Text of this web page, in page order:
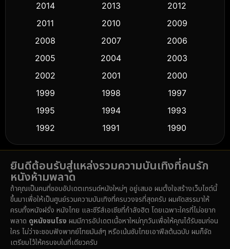
Crime อาชญากรรม (511)
Cult Film
Dance เต้น (10)
Detective สืบสวน (58)
Detective สืบสวน
Disaster
Disney+ (5)
Documentary สารคดี (91)
2014
2013
2012
2011
2010
2009
2008
2007
2006
2005
2004
2003
2002
2001
2000
1999
1998
1997
1995
1994
1993
1992
1991
1990
1989
1988
1986
1985
1983
1982
1981
1971
1962 1953
ยินดีต้อนรับสู่แหล่งรวมความบันเทิงที่คนรัก
หนังห้ามพลาด
ถ้าคุณเป็นคนที่ชอบอัปเดตเทรนด์หนังใหม่ๆ อยู่เสมอ ผมตั้งใจสร้างเว็บไซต์นี้
ขึ้นมาเพื่อให้เป็นศูนย์รวมความบันเทิงที่ครบวงจรที่สุดครับ ผมคัดสรรมาให้
ครบทั้งหนังฝรั่ง หนังไทย และซีรีส์เอเชียที่กำลังฮิต โดยเฉพาะใครที่ไม่อยาก
พลาด ดูหนังชนโรง ผมมีการอัปเดตเนื้อหาใหม่ทุกวันเพื่อให้คุณได้รับชมก่อน
ใคร ไม่ว่าจะชอบฟังพากย์ไทยมันส์ๆ หรือเน้นซับไทยเอาฟีลต้นฉบับ ผมก็จัด
เตรียมไว้ให้ครบจบในที่เดียวครับ